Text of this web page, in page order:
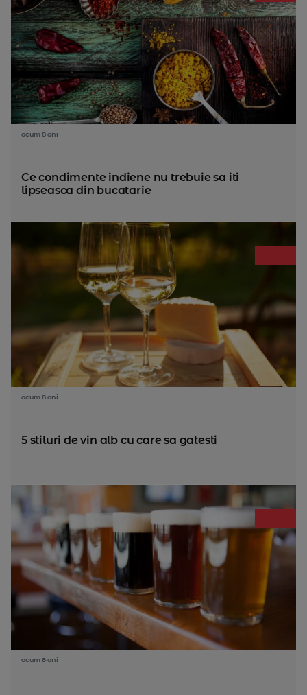
acum 8 ani
Ce condimente indiene nu trebuie sa iti
lipseasca din bucatarie
acum 8 ani
5 stiluri de vin alb cu care sa gatesti
acum 8 ani